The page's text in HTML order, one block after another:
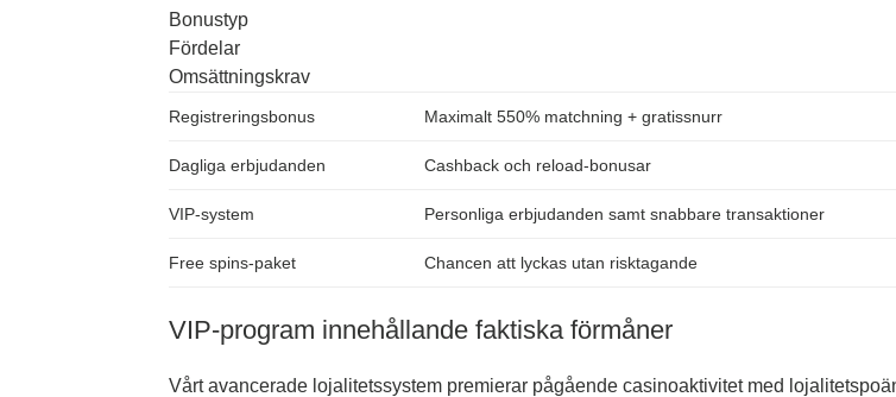
Bonustyp
Fördelar
Omsättningskrav
Registreringsbonus Maximalt 550% matchning + gratissnurr
Dagliga erbjudanden Cashback och reload-bonusar
VIP-system Personliga erbjudanden samt snabbare transaktioner
Free spins-paket Chancen att lyckas utan risktagande
VIP-program innehållande faktiska förmåner
Vårt avancerade lojalitetssystem premierar pågående casinoaktivitet med